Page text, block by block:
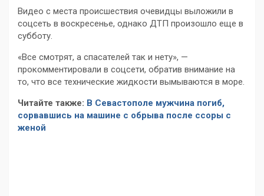
Видео с места происшествия очевидцы выложили в
соцсеть в воскресенье, однако ДТП произошло еще в
субботу.
«Все смотрят, а спасателей так и нету», —
прокомментировали в соцсети, обратив внимание на
то, что все технические жидкости вымываются в море.
Читайте также: В Севастополе мужчина погиб,
сорвавшись на машине с обрыва после ссоры с
женой